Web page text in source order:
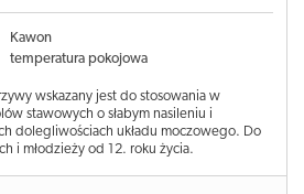
Kawon
temperatura pokojowa
wskazany jest do stosowania w
stawowych o słabym nasileniu i
dolegliwościach układu moczowego. Do
i młodzieży od 12. roku życia.